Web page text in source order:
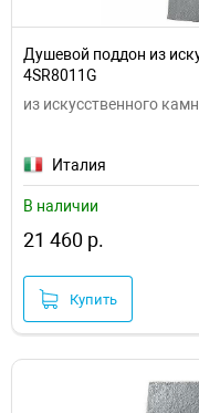
Душевой поддон из
4SR8011G
из искусственного
Италия
В наличии
21 460 р.
Купить